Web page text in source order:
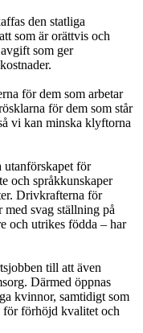
den statliga
som är orättvis och
som ger
för dem som arbetar
för dem som står
vi kan minska klyftorna
utanförskapet för
och språkkunskaper
Drivkrafterna för
med svag ställning på
och utrikes födda – har
till att även
Därmed öppnas
kvinnor, samtidigt som
för förhöjd kvalitet och